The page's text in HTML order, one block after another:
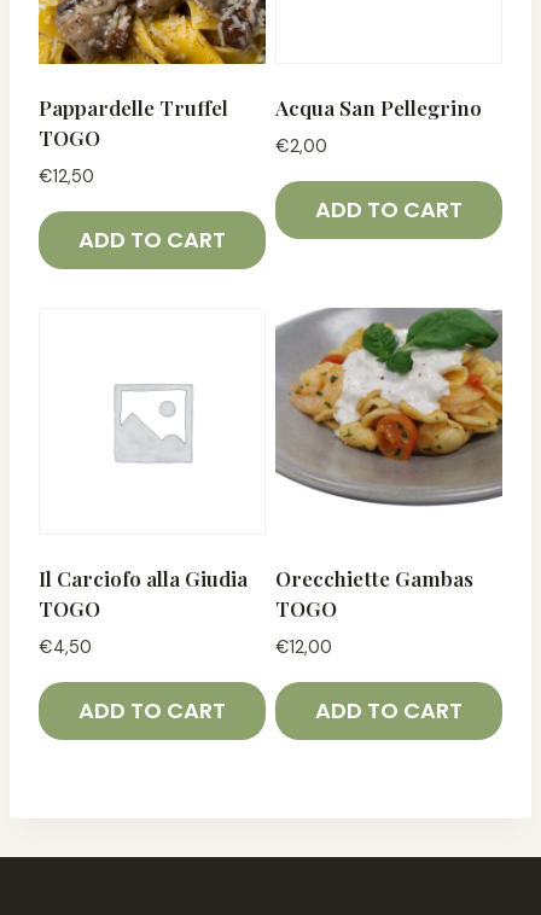
Pappardelle Truffel
TOGO
€12,50
ADD TO CART
Acqua San Pellegrino
€2,00
ADD TO CART
Il Carciofo alla Giudia
TOGO
€4,50
ADD TO CART
Orecchiette Gambas
TOGO
€12,00
ADD TO CART